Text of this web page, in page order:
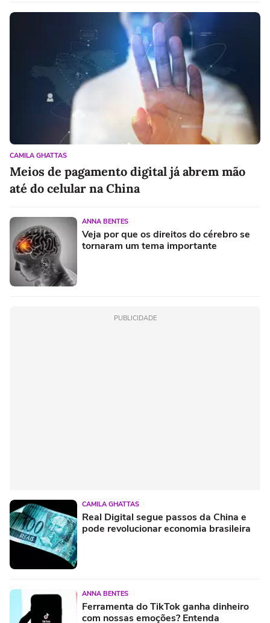
CAMILA GHATTAS
Meios de pagamento digital já abrem mão
até do celular na China
ANNA BENTES
Veja por que os direitos do cérebro se
tornaram um tema importante
PUBLICIDADE
CAMILA GHATTAS
Real Digital segue passos da China e
pode revolucionar economia brasileira
ANNA BENTES
Ferramenta do TikTok ganha dinheiro
com nossas emoções? Entenda